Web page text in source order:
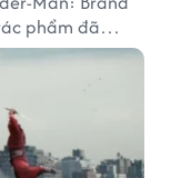
phẩm đã
tạo nên những